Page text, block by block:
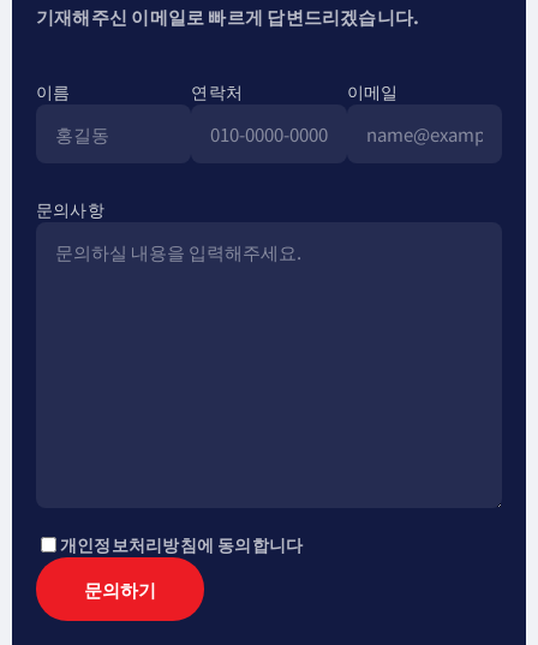
기재해주신 이메일로 빠르게 답변드리겠습니다.
이름 연락처 이메일
문의사항
개인정보처리방침에 동의합니다
문의하기